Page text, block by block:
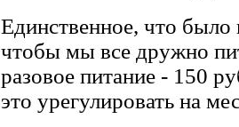
Единственное, что было
чтобы мы все дружно
разовое питание - 150
это урегулировать на